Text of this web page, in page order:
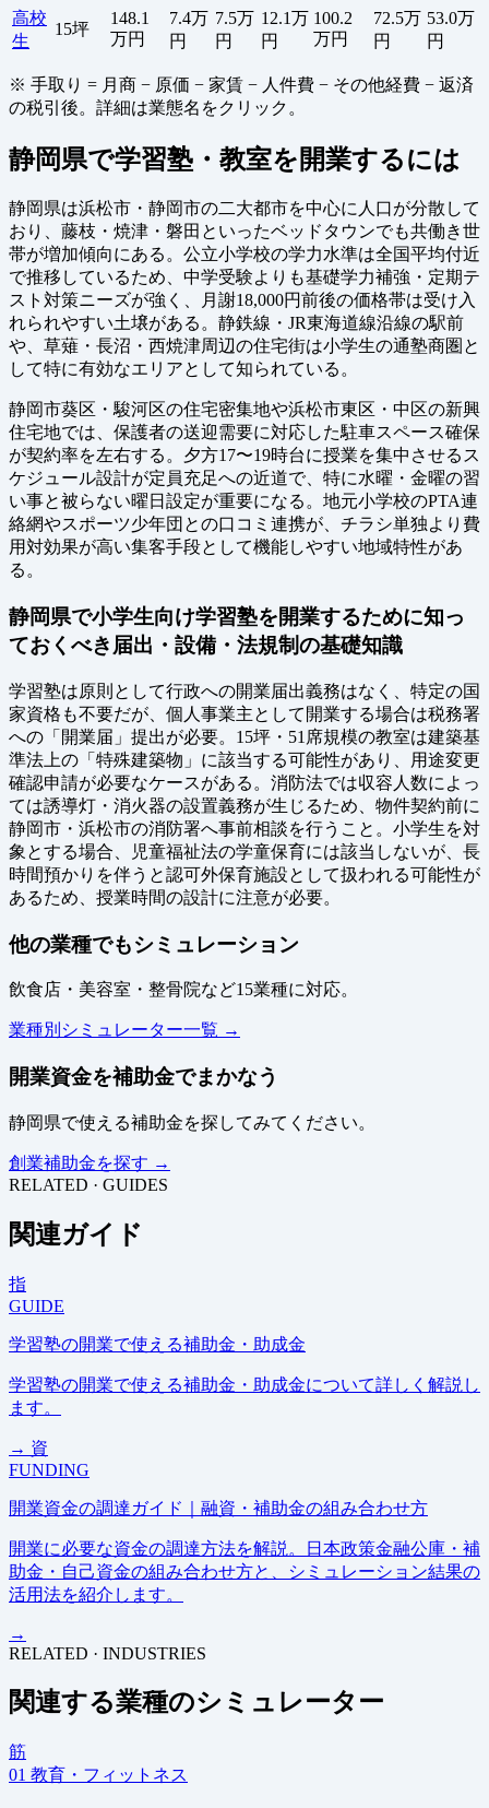
高校
生
15坪
148.1
万円
7.4万
円
7.5万
円
12.1万
円
100.2
万円
72.5万
円
53.0万
円
※ 手取り = 月商 − 原価 − 家賃 − 人件費 − その他経費 − 返済
の税引後。詳細は業態名をクリック。
静岡県で学習塾・教室を開業するには
静岡県は浜松市・静岡市の二大都市を中心に人口が分散して
おり、藤枝・焼津・磐田といったベッドタウンでも共働き世
帯が増加傾向にある。公立小学校の学力水準は全国平均付近
で推移しているため、中学受験よりも基礎学力補強・定期テ
スト対策ニーズが強く、月謝18,000円前後の価格帯は受け入
れられやすい土壌がある。静鉄線・JR東海道線沿線の駅前
や、草薙・長沼・西焼津周辺の住宅街は小学生の通塾商圏と
して特に有効なエリアとして知られている。
静岡市葵区・駿河区の住宅密集地や浜松市東区・中区の新興
住宅地では、保護者の送迎需要に対応した駐車スペース確保
が契約率を左右する。夕方17〜19時台に授業を集中させるス
ケジュール設計が定員充足への近道で、特に水曜・金曜の習
い事と被らない曜日設定が重要になる。地元小学校のPTA連
絡網やスポーツ少年団との口コミ連携が、チラシ単独より費
用対効果が高い集客手段として機能しやすい地域特性があ
る。
静岡県で小学生向け学習塾を開業するために知っ
ておくべき届出・設備・法規制の基礎知識
学習塾は原則として行政への開業届出義務はなく、特定の国
家資格も不要だが、個人事業主として開業する場合は税務署
への「開業届」提出が必要。15坪・51席規模の教室は建築基
準法上の「特殊建築物」に該当する可能性があり、用途変更
確認申請が必要なケースがある。消防法では収容人数によっ
ては誘導灯・消火器の設置義務が生じるため、物件契約前に
静岡市・浜松市の消防署へ事前相談を行うこと。小学生を対
象とする場合、児童福祉法の学童保育には該当しないが、長
時間預かりを伴うと認可外保育施設として扱われる可能性が
あるため、授業時間の設計に注意が必要。
他の業種でもシミュレーション
飲食店・美容室・整骨院など15業種に対応。
業種別シミュレーター一覧 →
開業資金を補助金でまかなう
静岡県で使える補助金を探してみてください。
創業補助金を探す →
RELATED · GUIDES
関連ガイド
指
GUIDE
学習塾の開業で使える補助金・助成金
学習塾の開業で使える補助金・助成金について詳しく解説し
ます。
→ 資
FUNDING
開業資金の調達ガイド｜融資・補助金の組み合わせ方
開業に必要な資金の調達方法を解説。日本政策金融公庫・補
助金・自己資金の組み合わせ方と、シミュレーション結果の
活用法を紹介します。
→
RELATED · INDUSTRIES
関連する業種のシミュレーター
筋
01 教育・フィットネス